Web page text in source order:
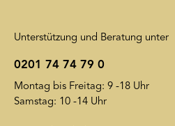
Unterstützung und Beratung unter
0201 74 74 79 0
Montag bis Freitag: 9 -18 Uhr
Samstag: 10 -14 Uhr